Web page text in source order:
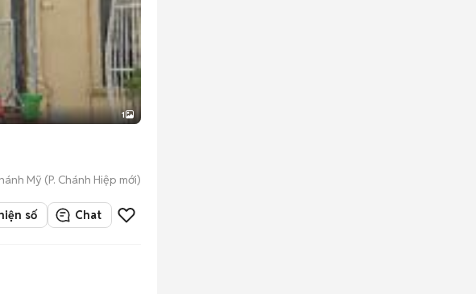
1
Mỹ (P. Chánh Hiệp mới)
số Chat